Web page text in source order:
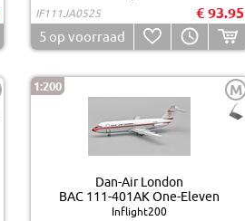
IF111JA0525
€ 93.95
5op voorraad
1:200 M
Dan-Air London
BAC 111-401AK One-Eleven
Inflight200